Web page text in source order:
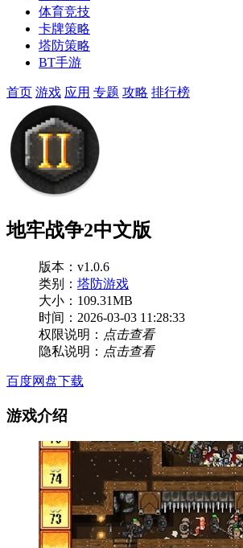
体育竞技
卡牌策略
塔防策略
BT手游
首页 游戏 应用 专题 攻略 排行榜
地牢战争2中文版
版本：v1.0.6
类别： 塔防游戏
大小：109.31MB
时间：2026-03-03 11:28:33
权限说明： 点击查看
隐私说明： 点击查看
百度网盘下载
游戏介绍